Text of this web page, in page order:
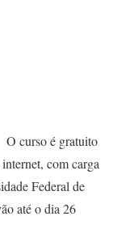
O curso é gratuito
com carga
Federal de
até o dia 26